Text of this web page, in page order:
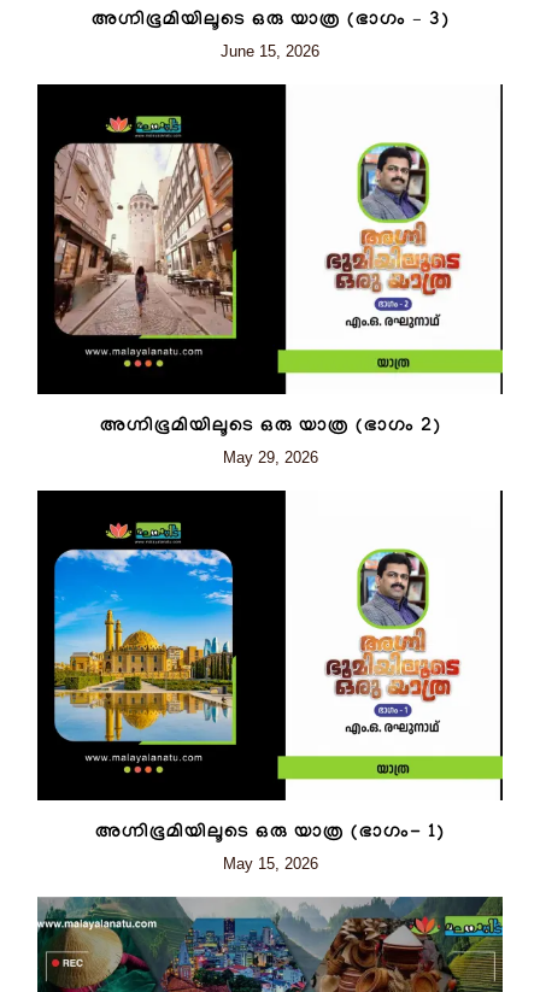
അഗ്നിഭൂമിയിലൂടെ ഒരു യാത്ര (ഭാഗം – 3)
June 15, 2026
അഗ്നിഭൂമിയിലൂടെ ഒരു യാത്ര (ഭാഗം 2)
May 29, 2026
അഗ്നിഭൂമിയിലൂടെ ഒരു യാത്ര (ഭാഗം- 1)
May 15, 2026